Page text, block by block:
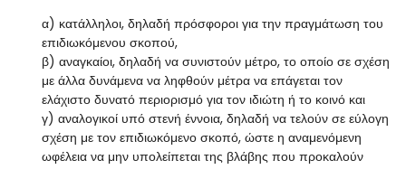
α) κατάλληλοι, δηλαδή πρόσφοροι για την πραγμάτωση του
επιδιωκόμενου σκοπού,
β) αναγκαίοι, δηλαδή να συνιστούν μέτρο, το οποίο σε σχέση
με άλλα δυνάμενα να ληφθούν μέτρα να επάγεται τον
ελάχιστο δυνατό περιορισμό για τον ιδιώτη ή το κοινό και
γ) αναλογικοί υπό στενή έννοια, δηλαδή να τελούν σε εύλογη
σχέση με τον επιδιωκόμενο σκοπό, ώστε η αναμενόμενη
ωφέλεια να μην υπολείπεται της βλάβης που προκαλούν